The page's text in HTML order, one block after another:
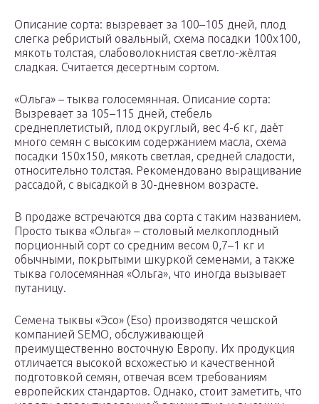
Описание сорта: вызревает за 100–105 дней, плод
слегка ребристый овальный, схема посадки 100х100,
мякоть толстая, слабоволокнистая светло-жёлтая
сладкая. Считается десертным сортом.
«Ольга» – тыква голосемянная. Описание сорта:
Вызревает за 105–115 дней, стебель
среднеплетистый, плод округлый, вес 4-6 кг, даёт
много семян с высоким содержанием масла, схема
посадки 150х150, мякоть светлая, средней сладости,
относительно толстая. Рекомендовано выращивание
рассадой, с высадкой в 30-дневном возрасте.
В продаже встречаются два сорта с таким названием.
Просто тыква «Ольга» – столовый мелкоплодный
порционный сорт со средним весом 0,7–1 кг и
обычными, покрытыми шкуркой семенами, а также
тыква голосемянная «Ольга», что иногда вызывает
путаницу.
Семена тыквы «Эсо» (Eso) производятся чешской
компанией SEMO, обслуживающей
преимущественно восточную Европу. Их продукция
отличается высокой всхожестью и качественной
подготовкой семян, отвечая всем требованиям
европейских стандартов. Однако, стоит заметить, что